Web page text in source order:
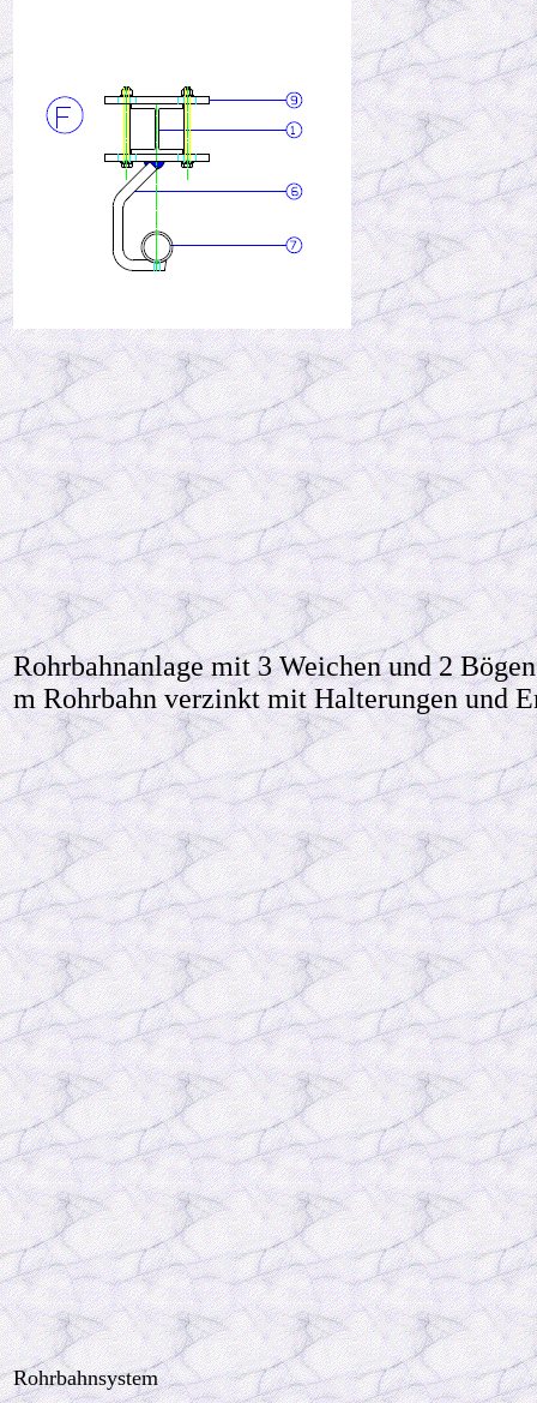
Rohrbahnanlage mit 3 Weichen und 2
m Rohrbahn verzinkt mit Halterungen und
Rohrbahnsystem